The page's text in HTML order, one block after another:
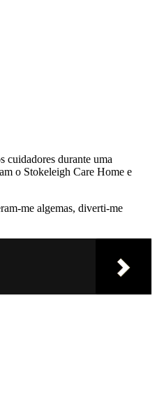
cuidadores durante uma
o Stokeleigh Care Home e
me algemas, diverti-me